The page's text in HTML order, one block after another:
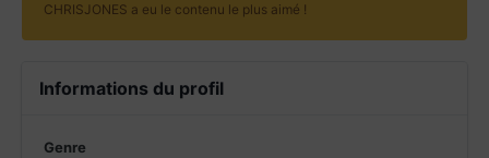
CHRISJONES a eu le contenu le plus aimé !
Informations du profil
Genre